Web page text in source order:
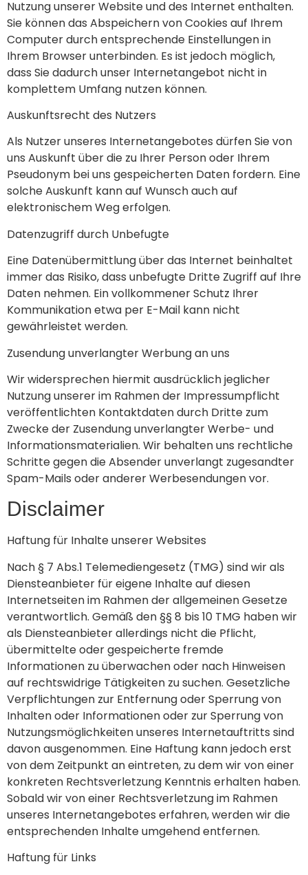
Nutzung unserer Website und des Internet enthalten.
Sie können das Abspeichern von Cookies auf Ihrem
Computer durch entsprechende Einstellungen in
Ihrem Browser unterbinden. Es ist jedoch möglich,
dass Sie dadurch unser Internetangebot nicht in
komplettem Umfang nutzen können.
Auskunftsrecht des Nutzers
Als Nutzer unseres Internetangebotes dürfen Sie von
uns Auskunft über die zu Ihrer Person oder Ihrem
Pseudonym bei uns gespeicherten Daten fordern. Eine
solche Auskunft kann auf Wunsch auch auf
elektronischem Weg erfolgen.
Datenzugriff durch Unbefugte
Eine Datenübermittlung über das Internet beinhaltet
immer das Risiko, dass unbefugte Dritte Zugriff auf Ihre
Daten nehmen. Ein vollkommener Schutz Ihrer
Kommunikation etwa per E-Mail kann nicht
gewährleistet werden.
Zusendung unverlangter Werbung an uns
Wir widersprechen hiermit ausdrücklich jeglicher
Nutzung unserer im Rahmen der Impressumpflicht
veröffentlichten Kontaktdaten durch Dritte zum
Zwecke der Zusendung unverlangter Werbe- und
Informationsmaterialien. Wir behalten uns rechtliche
Schritte gegen die Absender unverlangt zugesandter
Spam-Mails oder anderer Werbesendungen vor.
Disclaimer
Haftung für Inhalte unserer Websites
Nach § 7 Abs.1 Telemediengesetz (TMG) sind wir als
Diensteanbieter für eigene Inhalte auf diesen
Internetseiten im Rahmen der allgemeinen Gesetze
verantwortlich. Gemäß den §§ 8 bis 10 TMG haben wir
als Diensteanbieter allerdings nicht die Pflicht,
übermittelte oder gespeicherte fremde
Informationen zu überwachen oder nach Hinweisen
auf rechtswidrige Tätigkeiten zu suchen. Gesetzliche
Verpflichtungen zur Entfernung oder Sperrung von
Inhalten oder Informationen oder zur Sperrung von
Nutzungsmöglichkeiten unseres Internetauftritts sind
davon ausgenommen. Eine Haftung kann jedoch erst
von dem Zeitpunkt an eintreten, zu dem wir von einer
konkreten Rechtsverletzung Kenntnis erhalten haben.
Sobald wir von einer Rechtsverletzung im Rahmen
unseres Internetangebotes erfahren, werden wir die
entsprechenden Inhalte umgehend entfernen.
Haftung für Links